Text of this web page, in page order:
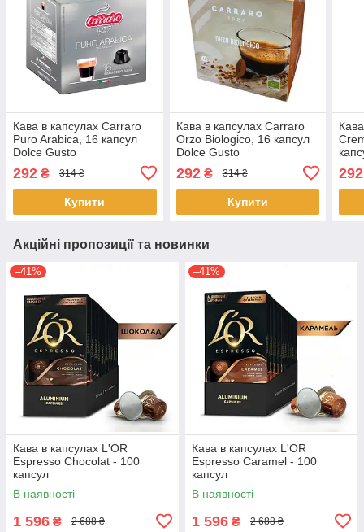
Кава в капсулах Carraro
Puro Arabica, 16 капсул
Dolce Gusto
292 ₴ 314 ₴
Купити
Кава в капсулах Carraro
Orzo Biologico, 16 капсул
Dolce Gusto
292₴ 314 ₴
Купити
292
Акційні пропозиції та новинки
–41%
Кава в капсулах L'OR
Espresso Chocolat - 100
капсул
В наявності
1 596 ₴ 2 688 ₴
–41%
Кава в капсулах L'OR
Espresso Caramel - 100
капсул
В наявності
1 596 ₴ 2 688 ₴